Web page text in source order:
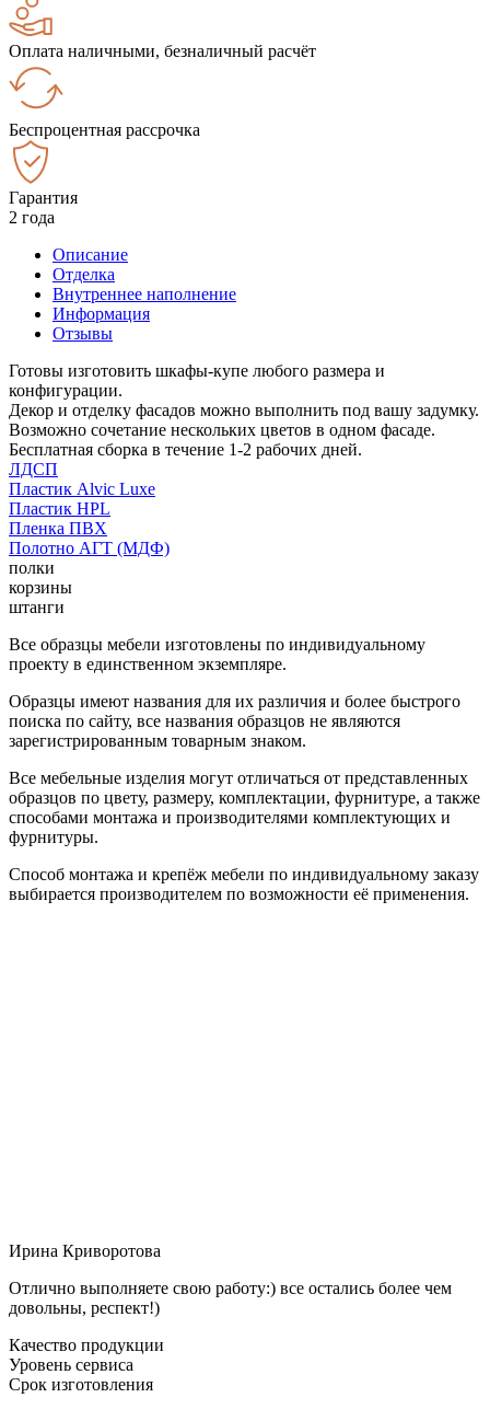
Оплата наличными, безналичный расчёт
Беспроцентная рассрочка
Гарантия
2 года
Описание
Отделка
Внутреннее наполнение
Информация
Отзывы
Готовы изготовить шкафы-купе любого размера и
конфигурации.
Декор и отделку фасадов можно выполнить под вашу задумку.
Возможно сочетание нескольких цветов в одном фасаде.
Бесплатная сборка в течение 1-2 рабочих дней.
ЛДСП
Пластик Alvic Luxe
Пластик HPL
Пленка ПВХ
Полотно АГТ (МДФ)
полки
корзины
штанги
Все образцы мебели изготовлены по индивидуальному
проекту в единственном экземпляре.
Образцы имеют названия для их различия и более быстрого
поиска по сайту, все названия образцов не являются
зарегистрированным товарным знаком.
Все мебельные изделия могут отличаться от представленных
образцов по цвету, размеру, комплектации, фурнитуре, а также
способами монтажа и производителями комплектующих и
фурнитуры.
Способ монтажа и крепёж мебели по индивидуальному заказу
выбирается производителем по возможности её применения.
Ирина Криворотова
Отлично выполняете свою работу:) все остались более чем
довольны, респект!)
Качество продукции
Уровень сервиса
Срок изготовления